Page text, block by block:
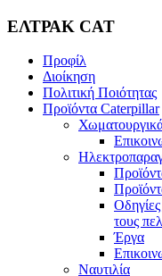
ΕΛΤΡΑΚ CAT
Προφίλ
Διοίκηση
Πολιτική Ποιότητας
Προϊόντα Caterpillar
τους
Έργα
Ναυτιλία